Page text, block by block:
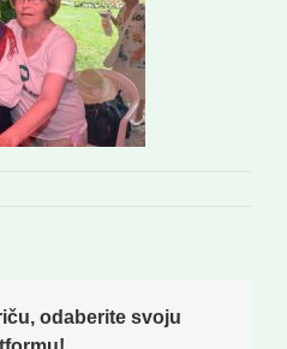
odaberite svoju